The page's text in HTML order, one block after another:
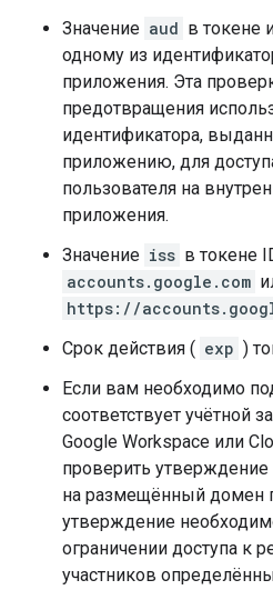
Значение aud в токене
одному из
приложения. Эта
предотвращения
идентификатора,
приложению, для
пользователя на
приложения.
Значение iss в токене
accounts.google.com
https://
Срок действия ( exp )
Если вам необходимо
соответствует учётной
Google Workspace или
проверить утверждение
на размещённый домен
утверждение
ограничении доступа к
участников